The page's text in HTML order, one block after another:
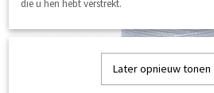
die u hen hebt verstrekt.
Later opnieuw tonen